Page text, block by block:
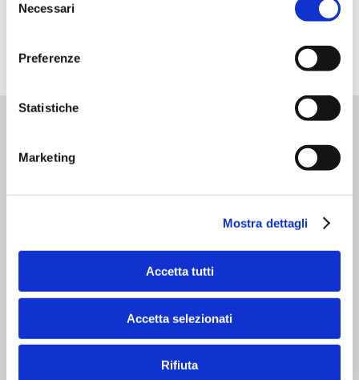
delNecessari
Preferenze
Statistiche
Marketing
Mostra dettagli
Accetta tutti
Accetta selezionati
Rifiuta
sistema pubblico e aperto, come nel caso permissionless,
ossia permissioned. Certo un sistema permissioned è
poco puro, ma può consentire risposte a problemi
concreti. Ma ovviamente questa è ancora un’altra storia.